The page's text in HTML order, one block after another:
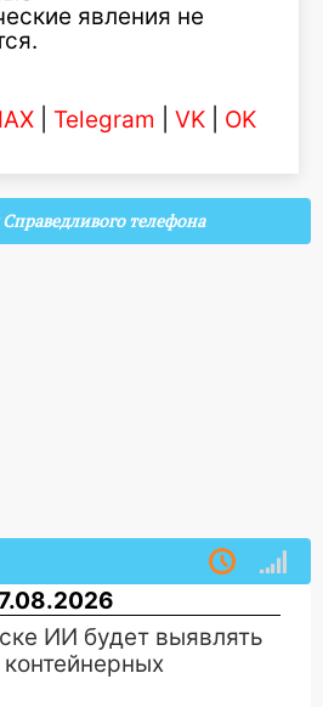
явления не
Telegram VK OK
телефона
ИИ будет выявлять